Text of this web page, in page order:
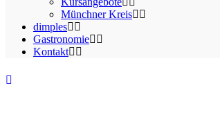
Münchner Kreis
dimples
Gastronomie
Kontakt